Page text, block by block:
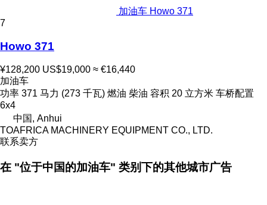
加油车 Howo 371
7
Howo 371
¥128,200 US$19,000 ≈ €16,440
加油车
功率 371 马力 (273 千瓦) 燃油 柴油 容积 20 立方米 车桥配置
6x4
中国, Anhui
TOAFRICA MACHINERY EQUIPMENT CO., LTD.
联系卖方
在 "位于中国的加油车" 类别下的其他城市广告